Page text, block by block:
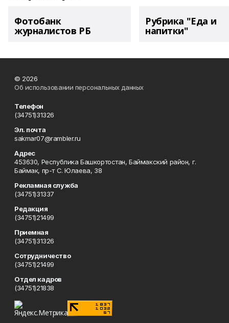
Фотобанк
журналистов РБ
Рубрика "Еда и
напитки"
© 2026
Об использовании персональных данных
Телефон
(34751)31326
Эл. почта
sakmar07@rambler.ru
Адрес
453630, Республика Башкортостан, Баймакский район, г.
Баймак, пр-т С. Юлаева, 38
Рекламная служба
(34751)31337
Редакция
(34751)21499
Приемная
(34751)31326
Сотрудничество
(34751)21499
Отдел кадров
(34751)21838